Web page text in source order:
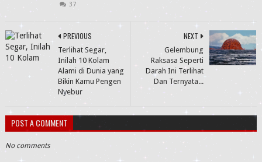
37
NEXT
Gelembung
Raksasa Seperti
Darah Ini Terlihat
Dan Ternyata...
PREVIOUS
Terlihat Segar,
Inilah 10 Kolam
Alami di Dunia yang
Bikin Kamu Pengen
Nyebur
POST A COMMENT
No comments